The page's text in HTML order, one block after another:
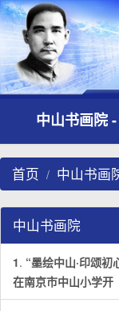
中山书画院
首页 中山书画
中山书画院
1. “墨绘中山·印颂
在南京市中山小学开